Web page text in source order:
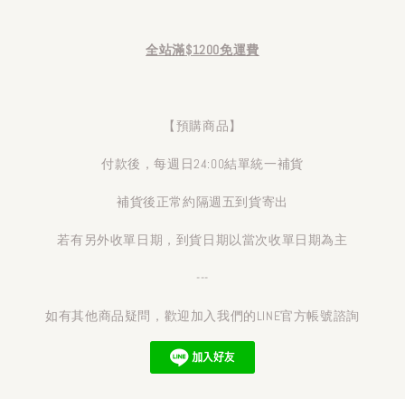
全站滿$1200免運費
【預購商品】
付款後，每週日24:00結單統一補貨
補貨後正常約隔週五到貨寄出
若有另外收單日期，到貨日期以當次收單日期為主
---
如有其他商品疑問，歡迎加入我們的LINE官方帳號諮詢